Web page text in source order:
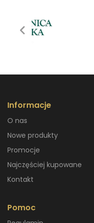
Informacje
O nas
Nowe produkty
Promocje
Najczęściej kupowane
Kontakt
Pomoc